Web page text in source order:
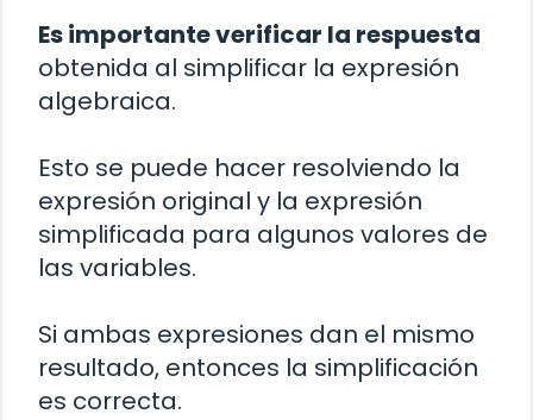
Es importante verificar la respuesta
obtenida al simplificar la expresión
algebraica.
Esto se puede hacer resolviendo la
expresión original y la expresión
simplificada para algunos valores de
las variables.
Si ambas expresiones dan el mismo
resultado, entonces la simplificación
es correcta.